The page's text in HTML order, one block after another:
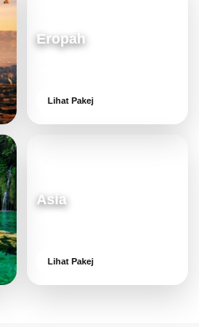
Eropah
Lihat Pakej
Asia
Lihat Pakej